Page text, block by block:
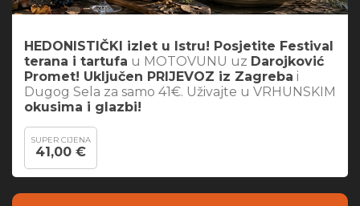
HEDONISTIČKI izlet u Istru! Posjetite Festival
terana i tartufa u MOTOVUNU uz Darojković
Promet! Uključen PRIJEVOZ iz Zagreba i
Dugog Sela za samo 41€. Uživajte u VRHUNSKIM
okusima i glazbi!
SUPER CIJENA
41,00 €